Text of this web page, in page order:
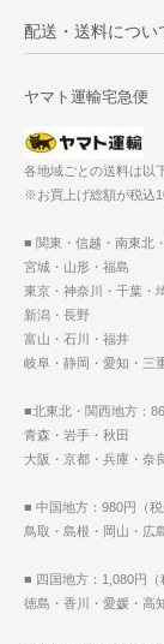
配送・送料につい
ヤマト運輸宅急便
各地域ごとの送料は以
※お買上げ総額が税込
■ 関東・信越・南東北
宮城・山形・福島
東京・神奈川・千葉・
新潟・長野
富山・石川・福井
岐阜・静岡・愛知・三
■北東北・関西地方：
青森・岩手・秋田
大阪・京都・兵庫・奈
■ 中国地方：980円（税
鳥取・島根・岡山・広
■ 四国地方：1,080円（
徳島・香川・愛媛・高